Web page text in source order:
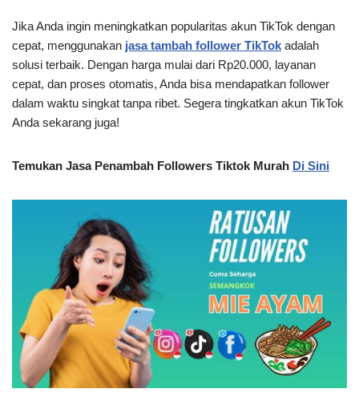
Jika Anda ingin meningkatkan popularitas akun TikTok dengan
cepat, menggunakan jasa tambah follower TikTok adalah
solusi terbaik. Dengan harga mulai dari Rp20.000, layanan
cepat, dan proses otomatis, Anda bisa mendapatkan follower
dalam waktu singkat tanpa ribet. Segera tingkatkan akun TikTok
Anda sekarang juga!
Temukan Jasa Penambah Followers Tiktok Murah Di Sini